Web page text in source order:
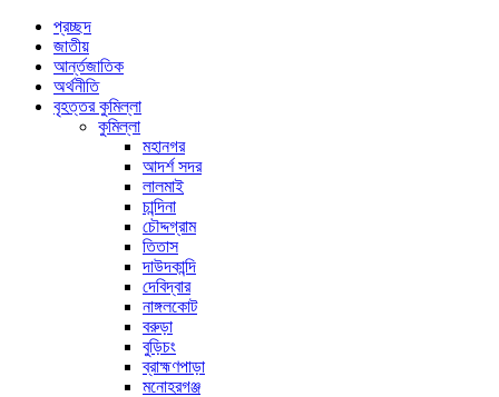
প্রচ্ছদ
জাতীয়
আর্ন্তজাতিক
অর্থনীতি
বৃহত্তর কুমিল্লা
কুমিল্লা
মহানগর
আদর্শ সদর
লালমাই
চান্দিনা
চৌদ্দগ্রাম
তিতাস
দাউদকান্দি
দেবিদ্বার
নাঙ্গলকোট
বরুড়া
বুড়িচং
ব্রাহ্মণপাড়া
মনোহরগঞ্জ